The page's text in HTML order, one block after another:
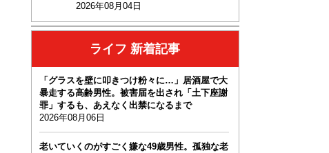
2026年08月04日
ライフ 新着記事
「グラスを壁に叩きつけ粉々に…」居酒屋で大
暴走する高齢男性。被害届を出され「土下座謝
罪」するも、あえなく出禁になるまで
2026年08月06日
老いていくのがすごく嫌な49歳男性。孤独な老